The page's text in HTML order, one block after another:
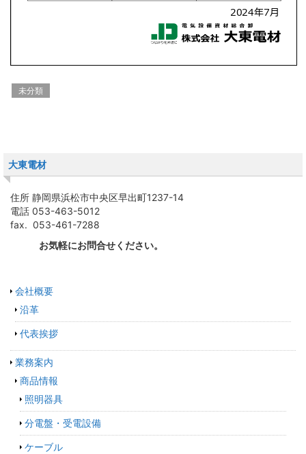
未分類
大東電材
住所 静岡県浜松市中央区早出町1237-14
電話 053-463-5012
fax. 053-461-7288
お気軽にお問合せください。
会社概要
沿革
代表挨拶
業務案内
商品情報
照明器具
分電盤・受電設備
ケーブル